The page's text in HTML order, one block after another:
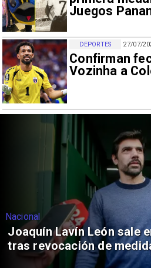
Juegos
27/07/
Confirman
Vozinha a
DEPORTES
Nacional
Joaquín Lavín León sale
tras revocación de